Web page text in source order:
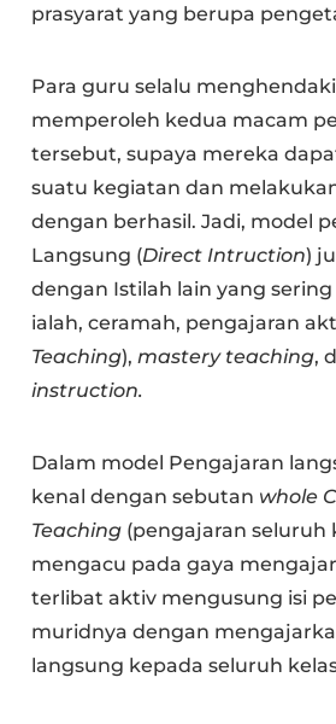
prasyarat yang berupa
Para guru selalu
memperoleh kedua macam
tersebut, supaya mereka
suatu kegiatan dan
dengan berhasil. Jadi, model
Langsung (Direct Intruction)
dengan Istilah lain yang
ialah, ceramah, pengajaran
Teaching), mastery teaching,
instruction.
Dalam model Pengajaran
kenal dengan sebutan whole
Teaching (pengajaran seluruh
mengacu pada gaya
terlibat aktiv mengusung isi
muridnya dengan
langsung kepada seluruh